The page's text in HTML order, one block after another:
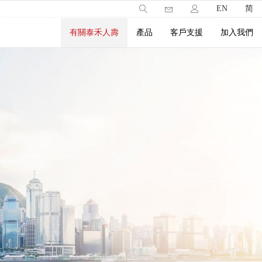
EN 简
有關泰禾人壽 產品 客戶支援 加入我們